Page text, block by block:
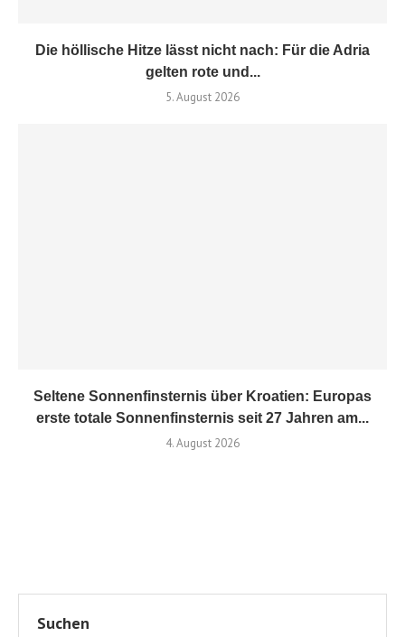
Die höllische Hitze lässt nicht nach: Für die Adria
gelten rote und...
5. August 2026
Seltene Sonnenfinsternis über Kroatien: Europas
erste totale Sonnenfinsternis seit 27 Jahren am...
4. August 2026
Suchen